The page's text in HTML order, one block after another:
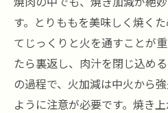
とりももの原点を探
焼肉通のためのとり
黒川駅で見つけたと
とりももマスターへ
とりももが結ぶ焼肉
す。とりももを美味しく焼く
てじっくりと火を通すことが
たら裏返し、肉汁を閉じ込め
の過程で、火加減は中火から
ように注意が必要です。焼き